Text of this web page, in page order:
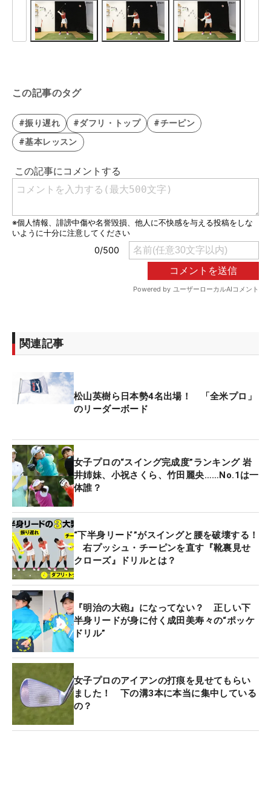
この記事のタグ
#振り遅れ #ダフリ・トップ
#チーピン
#基本レッスン
関連記事
松山英樹ら日本勢4名出場！ 「全米プロ」
のリーダーボード
女子プロの“スイング完成度”ランキング 岩
井姉妹、小祝さくら、竹田麗央……No.1は一
体誰？
“下半身リード”がスイングと腰を破壊する！
右プッシュ・チーピンを直す『靴裏見せ
クローズ』ドリルとは？
『明治の大砲』になってない？ 正しい下
半身リードが身に付く成田美寿々の“ポッケ
ドリル”
女子プロのアイアンの打痕を見せてもらい
ました！ 下の溝3本に本当に集中している
の？